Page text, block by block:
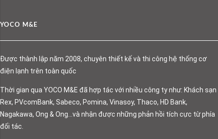
YOCO M&E
Được thành lập năm 2008, chuyên thiết kế và thi công hệ thống cơ
điện lạnh trên toàn quốc
Thời gian qua YOCO M&E đã hợp tác với nhiều công ty như: Khách sạn
Rex, PVcomBank, Sabeco, Pomina, Vinasoy, Thaco, HD Bank,
Nagakawa, Ong & Ong…và nhận được những phản hồi tích cực từ phía
đối tác.